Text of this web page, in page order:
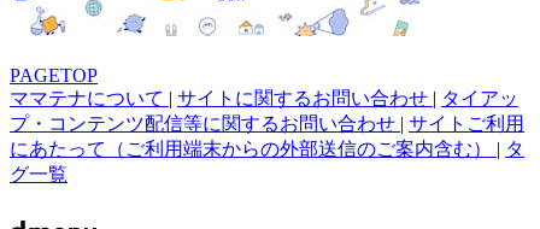
PAGETOP
ママテナについて | サイトに関するお問い合わせ | タイアッ
プ・コンテンツ配信等に関するお問い合わせ | サイトご利用
にあたって（ご利用端末からの外部送信のご案内含む） | タ
グ一覧